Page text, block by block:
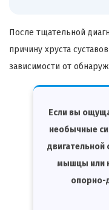
После тщательной
причину хруста
зависимости от
Если вы
необычные
двигательной
мышцы или
опорно-